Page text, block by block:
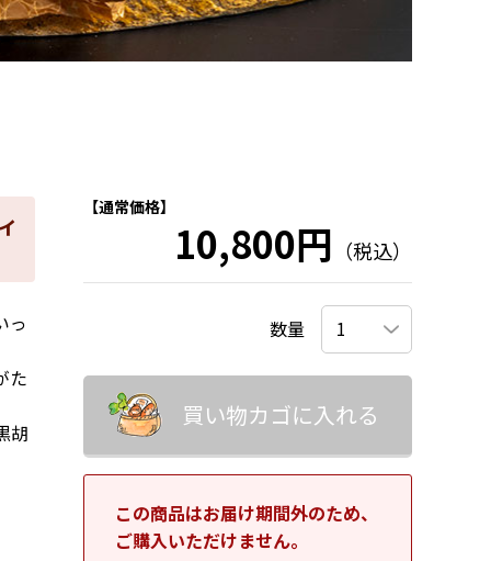
っ
た
胡
【通常価格】
10,800円 （税込）
数量
買い物カゴに入れる
この商品はお届け期間外のため、
ご購入いただけません。